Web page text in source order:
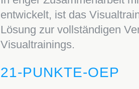
entwickelt, ist das
Lösung zur vollständigen
Visualtrainings.
21-PUNKTE-OEP